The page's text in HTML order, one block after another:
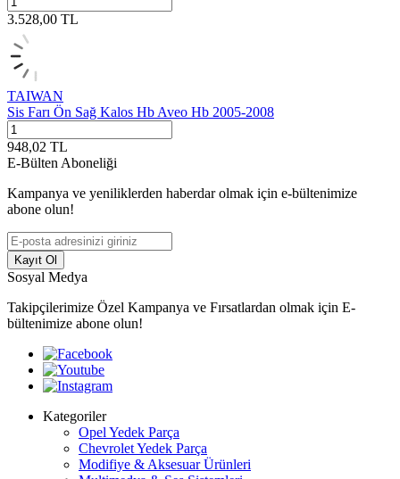
3.528,00 TL
TAIWAN
Sis Farı Ön Sağ Kalos Hb Aveo Hb 2005-2008
948,02 TL
E-Bülten Aboneliği
Kampanya ve yeniliklerden haberdar olmak için e-bültenimize
abone olun!
Kayıt Ol
Sosyal Medya
Takipçilerimize Özel Kampanya ve Fırsatlardan olmak için E-
bültenimize abone olun!
Kategoriler
Opel Yedek Parça
Chevrolet Yedek Parça
Modifiye & Aksesuar Ürünleri